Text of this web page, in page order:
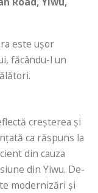
este ușor
făcându-l un
creșterea și
ca răspuns la
din cauza
din Yiwu. De-
modernizări și